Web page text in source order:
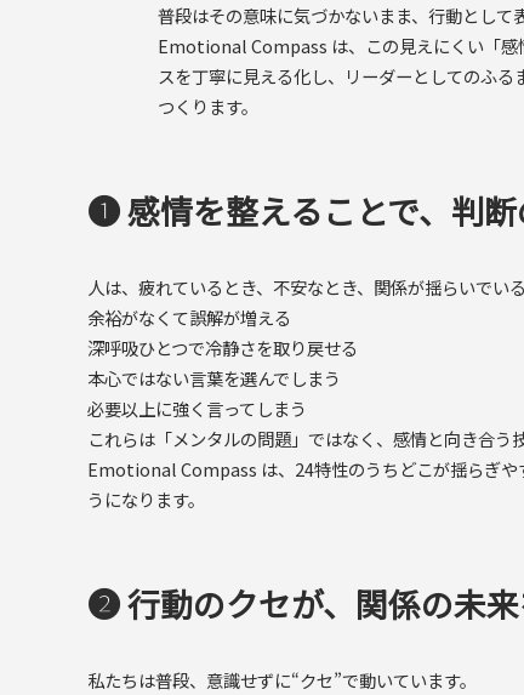
普段はその意味に気づかないまま、行動として
Emotional Compass は、この見えにくい「
スを丁寧に見える化し、リーダーとしてのふる
つくります。
❶ 感情を整えることで、判
人は、疲れているとき、不安なとき、関係が揺らいでい
余裕がなくて誤解が増える
深呼吸ひとつで冷静さを取り戻せる
本心ではない言葉を選んでしまう
必要以上に強く言ってしまう
これらは「メンタルの問題」ではなく、感情と向き合う
Emotional Compass は、24特性のうちどこが揺らぎや
うになります。
❷ 行動のクセが、関係の未
私たちは普段、意識せずに“クセ”で動いています。